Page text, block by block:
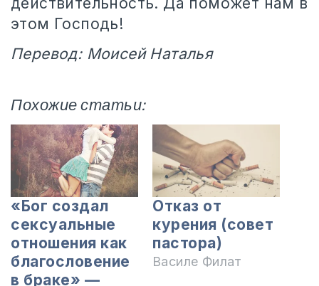
этом Господь!
Перевод: Моисей Наталья
Похожие статьи:
«Бог создал
сексуальные
отношения как
благословение
в браке» —
Отказ от
курения (совет
пастора)
Василе Филат